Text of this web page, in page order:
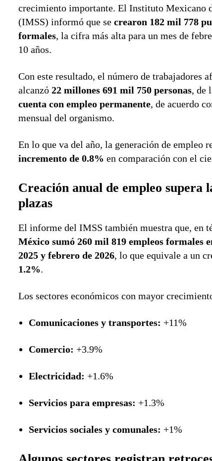
crecimiento importante. El Instituto Mexicano
(IMSS) informó que secrearon 182 mil 778
formales, la cifra más alta para un mes de
10 años.
Con este resultado, el número de trabajadores
alcanzó22 millones 691 mil 750 personas, de
cuenta con empleo permanente, de acuerdo
mensual del organismo.
En lo que va del año, la generación de empleo
incremento de 0.8% en comparación con el
Creación anual de empleo supera
plazas
El informe del IMSS también muestra que, en
México sumó 260 mil 819 empleos formales
2025 y febrero de 2026, lo que equivale a un
1.2%.
Los sectores económicos con mayor
Comunicaciones y transportes: +11%
Comercio: +3.9%
Electricidad: +1.6%
Servicios para empresas: +1.3%
Servicios sociales y comunales: +1%